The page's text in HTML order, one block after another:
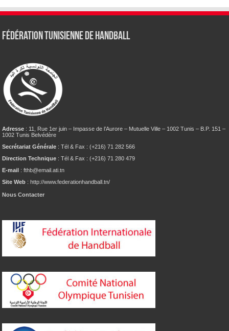
Fédération tunisienne de Handball
Adresse : 11, Rue 1er juin – Impasse de l’Aurore – Mutuelle Ville – 1002 Tunis – B.P. 151 –
1002 Tunis Belvédère
Secrétariat Générale : Tél & Fax : (+216) 71 282 566
Direction Technique : Tél & Fax : (+216) 71 280 479
E-mail : fthb@email.ati.tn
Site Web : http://www.federationhandball.tn/
Nous Contacter